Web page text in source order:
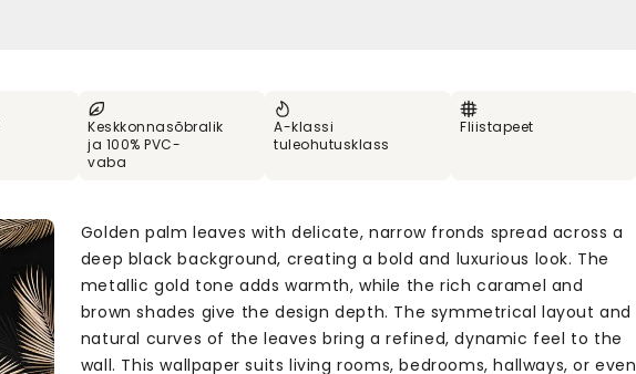
Keskkonnasõbralik
ja 100% PVC-
vaba
A-klassi
tuleohutusklass
Fliistapeet
Golden palm leaves with delicate, narrow fronds spread across a
deep black background, creating a bold and luxurious look. The
metallic gold tone adds warmth, while the rich caramel and
brown shades give the design depth. The symmetrical layout and
natural curves of the leaves bring a refined, dynamic feel to the
wall. This wallpaper suits living rooms, bedrooms, hallways, or even